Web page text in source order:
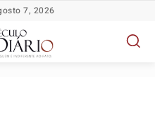
7, 2026